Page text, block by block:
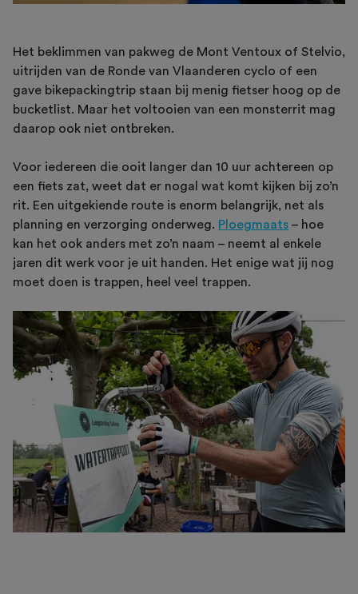
Het beklimmen van pakweg de Mont Ventoux of Stelvio,
uitrijden van de Ronde van Vlaanderen cyclo of een
gave bikepackingtrip staan bij menig fietser hoog op de
bucketlist. Maar het voltooien van een monsterrit mag
daarop ook niet ontbreken.
Voor iedereen die ooit langer dan 10 uur achtereen op
een fiets zat, weet dat er nogal wat komt kijken bij zo’n
rit. Een uitgekiende route is enorm belangrijk, net als
planning en verzorging onderweg. Ploegmaats – hoe
kan het ook anders met zo’n naam – neemt al enkele
jaren dit werk voor je uit handen. Het enige wat jij nog
moet doen is trappen, heel veel trappen.